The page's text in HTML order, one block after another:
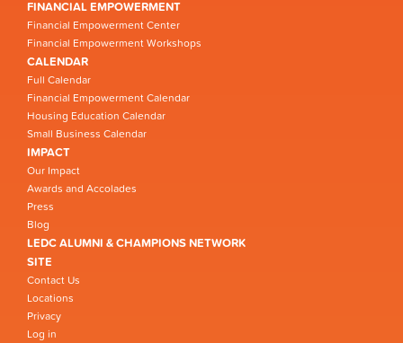
FINANCIAL EMPOWERMENT
Financial Empowerment Center
Financial Empowerment Workshops
CALENDAR
Full Calendar
Financial Empowerment Calendar
Housing Education Calendar
Small Business Calendar
IMPACT
Our Impact
Awards and Accolades
Press
Blog
LEDC ALUMNI & CHAMPIONS NETWORK
SITE
Contact Us
Locations
Privacy
Log in